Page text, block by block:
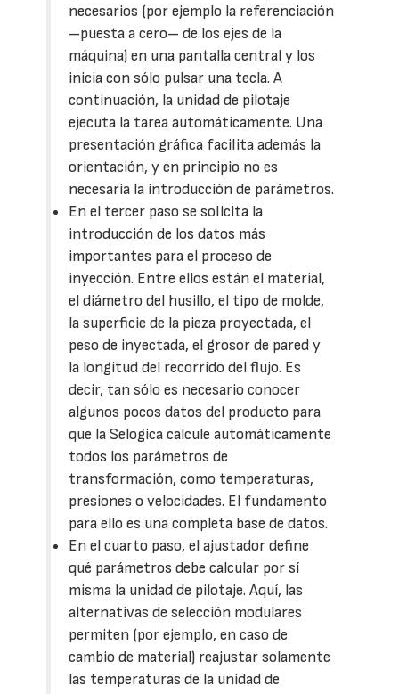
necesarios (por ejemplo la referenciación
–puesta a cero– de los ejes de la
máquina) en una pantalla central y los
inicia con sólo pulsar una tecla. A
continuación, la unidad de pilotaje
ejecuta la tarea automáticamente. Una
presentación gráfica facilita además la
orientación, y en principio no es
necesaria la introducción de parámetros.
En el tercer paso se solicita la
introducción de los datos más
importantes para el proceso de
inyección. Entre ellos están el material,
el diámetro del husillo, el tipo de molde,
la superficie de la pieza proyectada, el
peso de inyectada, el grosor de pared y
la longitud del recorrido del flujo. Es
decir, tan sólo es necesario conocer
algunos pocos datos del producto para
que la Selogica calcule automáticamente
todos los parámetros de
transformación, como temperaturas,
presiones o velocidades. El fundamento
para ello es una completa base de datos.
En el cuarto paso, el ajustador define
qué parámetros debe calcular por sí
misma la unidad de pilotaje. Aquí, las
alternativas de selección modulares
permiten (por ejemplo, en caso de
cambio de material) reajustar solamente
las temperaturas de la unidad de